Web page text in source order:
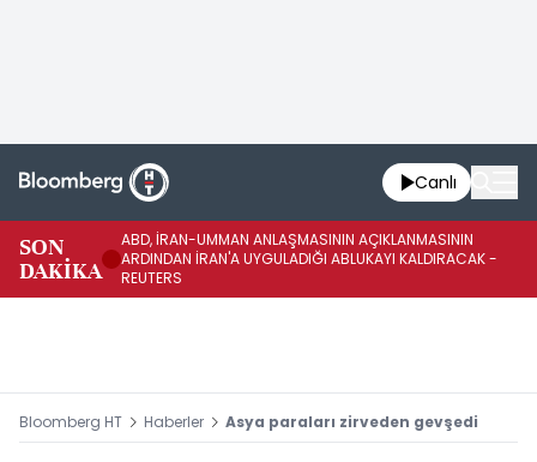
Canlı
SON
DAKİKA
ABD, İRAN-UMMAN ANLAŞMASININ AÇIKLANMASININ
ARDINDAN İRAN'A UYGULADIĞI ABLUKAYI KALDIRACAK -
REUTERS
Bloomberg HT Haberler Asya paraları zirveden gevşedi